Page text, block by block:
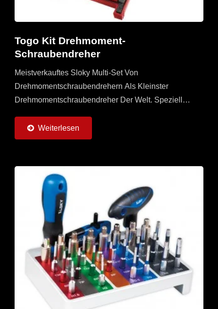
Togo Kit Drehmoment-
Schraubendreher
Meistverkauftes Sloky Multi-Set Von
Drehmomentschraubendrehern Als Kleinster
Drehmomentschraubendreher Der Welt. Speziell
Drehmomentadaptern (0,6 ~ 6 Nm) Und 6 Stück...
Weiterlesen